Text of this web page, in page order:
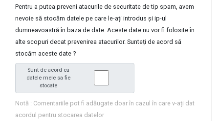
Pentru a putea preveni atacurile de securitate de tip spam, avem
nevoie să stocăm datele pe care le-ați introdus și ip-ul
dumneavoastră în baza de date. Aceste date nu vor fi folosite în
alte scopuri decat prevenirea atacurilor. Sunteți de acord să
stocăm aceste date ?
Sunt de acord ca
datele mele sa fie
stocate
Notă : Comentariile pot fi adăugate doar în cazul în care v-ați dat
acordul pentru stocarea datelor